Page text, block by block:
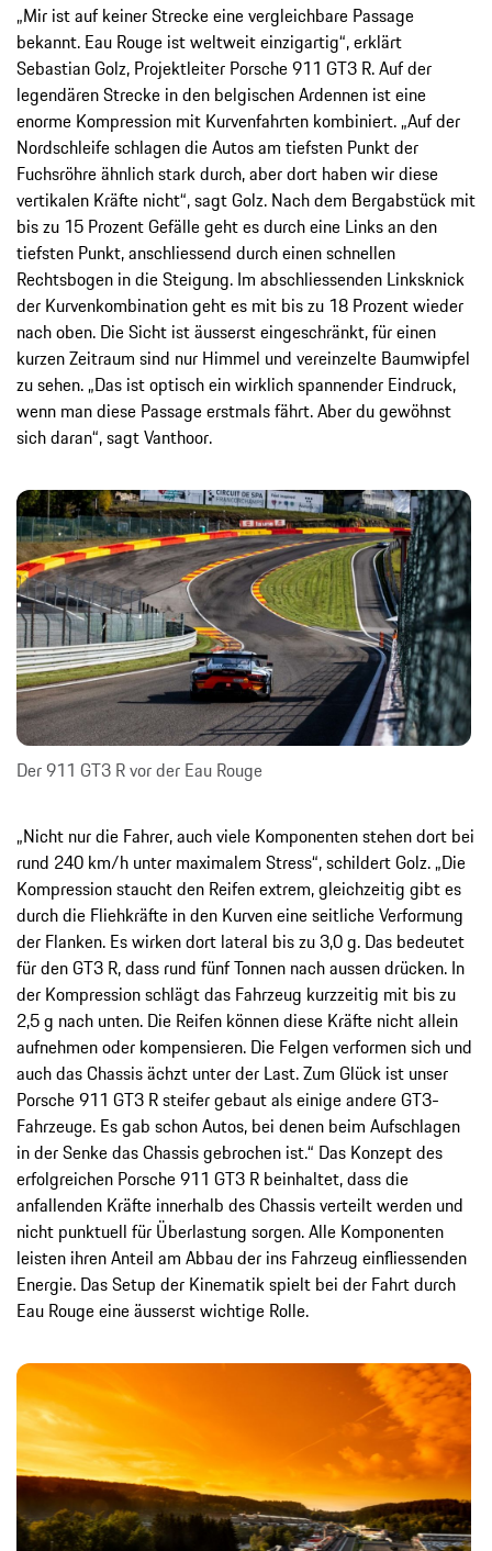
„Mir ist auf keiner Strecke eine vergleichbare Passage
bekannt. Eau Rouge ist weltweit einzigartig“, erklärt
Sebastian Golz, Projektleiter Porsche 911 GT3 R. Auf der
legendären Strecke in den belgischen Ardennen ist eine
enorme Kompression mit Kurvenfahrten kombiniert. „Auf der
Nordschleife schlagen die Autos am tiefsten Punkt der
Fuchsröhre ähnlich stark durch, aber dort haben wir diese
vertikalen Kräfte nicht“, sagt Golz. Nach dem Bergabstück mit
bis zu 15 Prozent Gefälle geht es durch eine Links an den
tiefsten Punkt, anschliessend durch einen schnellen
Rechtsbogen in die Steigung. Im abschliessenden Linksknick
der Kurvenkombination geht es mit bis zu 18 Prozent wieder
nach oben. Die Sicht ist äusserst eingeschränkt, für einen
kurzen Zeitraum sind nur Himmel und vereinzelte Baumwipfel
zu sehen. „Das ist optisch ein wirklich spannender Eindruck,
wenn man diese Passage erstmals fährt. Aber du gewöhnst
sich daran“, sagt Vanthoor.
Der 911 GT3 R vor der Eau Rouge
„Nicht nur die Fahrer, auch viele Komponenten stehen dort bei
rund 240 km/h unter maximalem Stress“, schildert Golz. „Die
Kompression staucht den Reifen extrem, gleichzeitig gibt es
durch die Fliehkräfte in den Kurven eine seitliche Verformung
der Flanken. Es wirken dort lateral bis zu 3,0 g. Das bedeutet
für den GT3 R, dass rund fünf Tonnen nach aussen drücken. In
der Kompression schlägt das Fahrzeug kurzzeitig mit bis zu
2,5 g nach unten. Die Reifen können diese Kräfte nicht allein
aufnehmen oder kompensieren. Die Felgen verformen sich und
auch das Chassis ächzt unter der Last. Zum Glück ist unser
Porsche 911 GT3 R steifer gebaut als einige andere GT3-
Fahrzeuge. Es gab schon Autos, bei denen beim Aufschlagen
in der Senke das Chassis gebrochen ist.“ Das Konzept des
erfolgreichen Porsche 911 GT3 R beinhaltet, dass die
anfallenden Kräfte innerhalb des Chassis verteilt werden und
nicht punktuell für Überlastung sorgen. Alle Komponenten
leisten ihren Anteil am Abbau der ins Fahrzeug einfliessenden
Energie. Das Setup der Kinematik spielt bei der Fahrt durch
Eau Rouge eine äusserst wichtige Rolle.